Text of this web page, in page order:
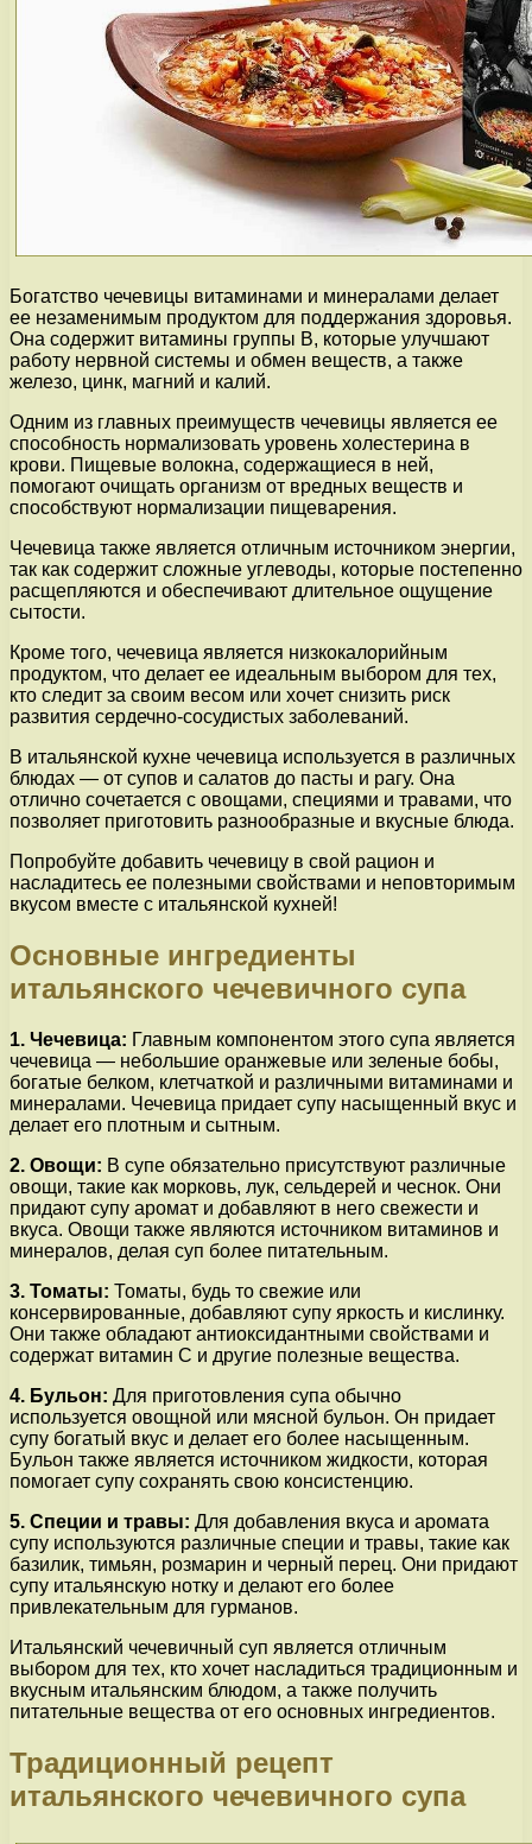
Богатство чечевицы витаминами и минералами делает
ее незаменимым продуктом для поддержания здоровья.
Она содержит витамины группы В, которые улучшают
работу нервной системы и обмен веществ, а также
железо, цинк, магний и калий.
Одним из главных преимуществ чечевицы является ее
способность нормализовать уровень холестерина в
крови. Пищевые волокна, содержащиеся в ней,
помогают очищать организм от вредных веществ и
способствуют нормализации пищеварения.
Чечевица также является отличным источником энергии,
так как содержит сложные углеводы, которые постепенно
расщепляются и обеспечивают длительное ощущение
сытости.
Кроме того, чечевица является низкокалорийным
продуктом, что делает ее идеальным выбором для тех,
кто следит за своим весом или хочет снизить риск
развития сердечно-сосудистых заболеваний.
В итальянской кухне чечевица используется в различных
блюдах — от супов и салатов до пасты и рагу. Она
отлично сочетается с овощами, специями и травами, что
позволяет приготовить разнообразные и вкусные блюда.
Попробуйте добавить чечевицу в свой рацион и
насладитесь ее полезными свойствами и неповторимым
вкусом вместе с итальянской кухней!
Основные ингредиенты
итальянского чечевичного супа
1. Чечевица: Главным компонентом этого супа является
чечевица — небольшие оранжевые или зеленые бобы,
богатые белком, клетчаткой и различными витаминами и
минералами. Чечевица придает супу насыщенный вкус и
делает его плотным и сытным.
2. Овощи: В супе обязательно присутствуют различные
овощи, такие как морковь, лук, сельдерей и чеснок. Они
придают супу аромат и добавляют в него свежести и
вкуса. Овощи также являются источником витаминов и
минералов, делая суп более питательным.
3. Томаты: Томаты, будь то свежие или
консервированные, добавляют супу яркость и кислинку.
Они также обладают антиоксидантными свойствами и
содержат витамин С и другие полезные вещества.
4. Бульон: Для приготовления супа обычно
используется овощной или мясной бульон. Он придает
супу богатый вкус и делает его более насыщенным.
Бульон также является источником жидкости, которая
помогает супу сохранять свою консистенцию.
5. Специи и травы: Для добавления вкуса и аромата
супу используются различные специи и травы, такие как
базилик, тимьян, розмарин и черный перец. Они придают
супу итальянскую нотку и делают его более
привлекательным для гурманов.
Итальянский чечевичный суп является отличным
выбором для тех, кто хочет насладиться традиционным и
вкусным итальянским блюдом, а также получить
питательные вещества от его основных ингредиентов.
Традиционный рецепт
итальянского чечевичного супа